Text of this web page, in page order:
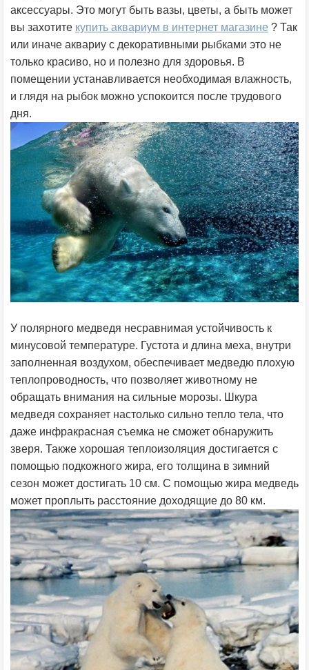
аксессуары. Это могут быть вазы, цветы, а быть может
вы захотите купить аквариум в интернет магазине ? Так
или иначе аквариу с декоративными рыбками это не
только красиво, но и полезно для здоровья. В
помещении устанавливается необходимая влажность,
и глядя на рыбок можно успокоится после трудового
дня.
У полярного медведя несравнимая устойчивость к
минусовой температуре. Густота и длина меха, внутри
заполненная воздухом, обеспечивает медведю плохую
теплопроводность, что позволяет животному не
обращать внимания на сильные морозы. Шкура
медведя сохраняет настолько сильно тепло тела, что
даже инфракрасная съемка не сможет обнаружить
зверя. Также хорошая теплоизоляция достигается с
помощью подкожного жира, его толщина в зимний
сезон может достигать 10 см. С помощью жира медведь
может проплыть расстояние доходящие до 80 км.